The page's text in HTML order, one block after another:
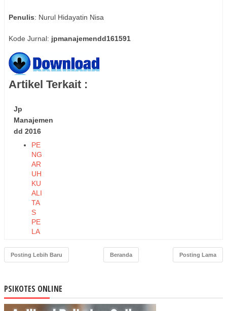
Penulis: Nurul Hidayatin Nisa
Kode Jurnal: jpmanajemendd161591
Artikel Terkait :
Jp
Manajemen
dd 2016
PE
NG
AR
UH
KU
ALI
TA
S
PE
LA
NA
N
AD
AP
LO
Posting Lebih Baru Posting Lama
Beranda
PSIKOTES ONLINE